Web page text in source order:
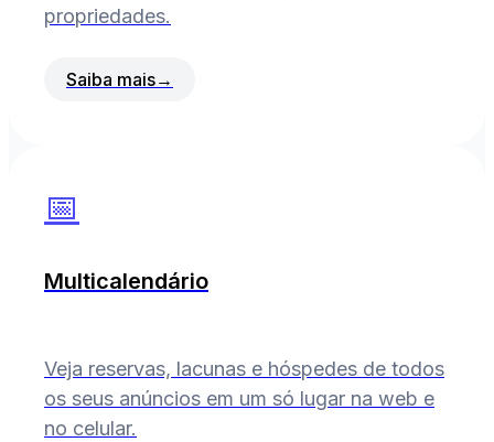
propriedades.
Saiba mais→
📅
Multicalendário
Veja reservas, lacunas e hóspedes de todos
os seus anúncios em um só lugar na web e
no celular.